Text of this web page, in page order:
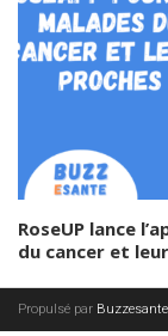
RoseUP lance
du cancer et
Propulsé par